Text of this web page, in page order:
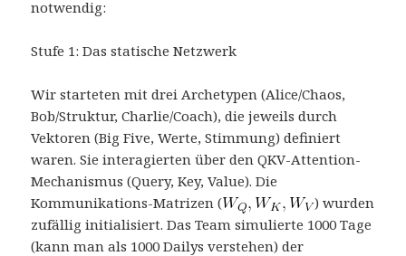
notwendig:
Stufe 1: Das statische Netzwerk
Wir starteten mit drei Archetypen (Alice/Chaos,
Bob/Struktur, Charlie/Coach), die jeweils durch
Vektoren (Big Five, Werte, Stimmung) definiert
waren. Sie interagierten über den QKV-Attention-
Mechanismus (Query, Key, Value). Die
Kommunikations-Matrizen (
) wurden
zufällig initialisiert. Das Team simulierte 1000 Tage
(kann man als 1000 Dailys verstehen) der